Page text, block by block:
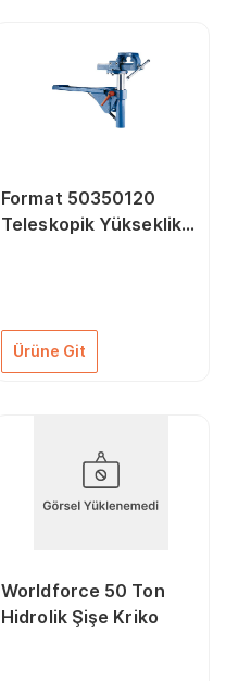
Format 50350120
Teleskopik Yükseklik
Ürüne Git
Worldforce 50 Ton
Hidrolik Şişe Kriko